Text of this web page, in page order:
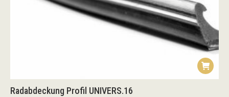
Radabdeckung Profil UNIVERS.16